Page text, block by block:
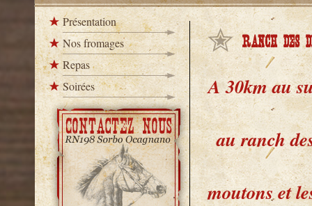
Présentation
Nos fromages
Repas
Soirées
Ranch des
A 30km au
au ranch
moutons et